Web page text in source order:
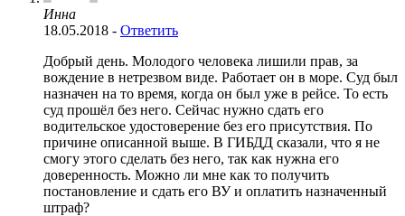
Инна
18.05.2018 - Ответить
Добрый день. Молодого человека лишили прав, за
вождение в нетрезвом виде. Работает он в море. Суд был
назначен на то время, когда он был уже в рейсе. То есть
суд прошёл без него. Сейчас нужно сдать его
водительское удостоверение без его присутствия. По
причине описанной выше. В ГИБДД сказали, что я не
смогу этого сделать без него, так как нужна его
доверенность. Можно ли мне как то получить
постановление и сдать его ВУ и оплатить назначенный
штраф?